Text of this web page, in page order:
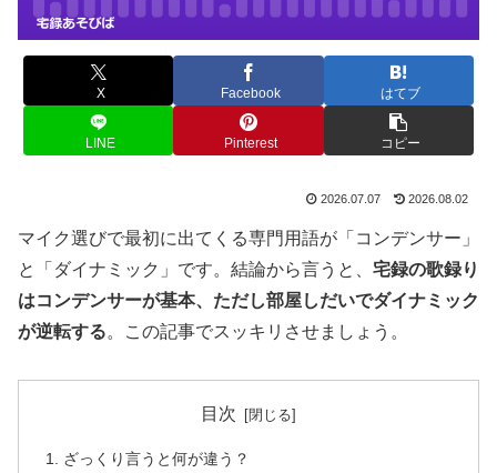
X Facebook はてブ
LINE Pinterest コピー
2026.07.07 2026.08.02
マイク選びで最初に出てくる専門用語が「コンデンサー」
と「ダイナミック」です。結論から言うと、 宅録の歌録り
はコンデンサーが基本、ただし部屋しだいでダイナミック
が逆転する。この記事でスッキリさせましょう。
目次
ざっくり言うと何が違う？